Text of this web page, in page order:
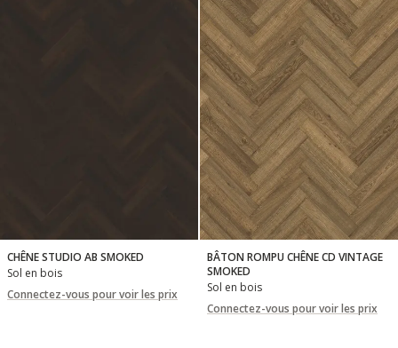
CHÊNE STUDIO AB SMOKED
Sol en bois
Connectez-vous pour voir les prix
BÂTON ROMPU CHÊNE CD VINTAGE
SMOKED
Sol en bois
Connectez-vous pour voir les prix